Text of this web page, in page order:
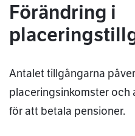
Förändring i
Antalet tillgångarna
placeringsinkomster och
för att betala pensioner.